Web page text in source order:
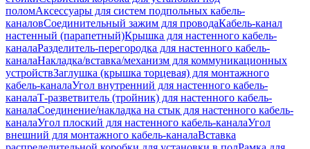
поломАксессуары для систем подпольных кабель-
каналовСоединительный зажим для проводаКабель-канал
настенный (парапетный)Крышка для настенного кабель-
каналаРазделитель-перегородка для настенного кабель-
каналаНакладка/вставка/механизм для коммуникационных
устройствЗаглушка (крышка торцевая) для монтажного
кабель-каналаУгол внутренний для настенного кабель-
каналаТ-разветвитель (тройник) для настенного кабель-
каналаСоединение/накладка на стык для настенного кабель-
каналаУгол плоский для настенного кабель-каналаУгол
внешний для монтажного кабель-каналаВставка